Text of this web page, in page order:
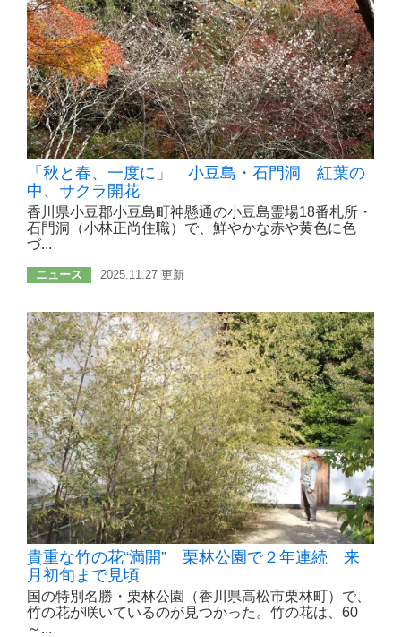
「秋と春、一度に」 小豆島・石門洞 紅葉の
中、サクラ開花
香川県小豆郡小豆島町神懸通の小豆島霊場18番札所・
石門洞（小林正尚住職）で、鮮やかな赤や黄色に色
づ...
ニュース 2025.11.27 更新
貴重な竹の花“満開” 栗林公園で２年連続 来
月初旬まで見頃
国の特別名勝・栗林公園（香川県高松市栗林町）で、
竹の花が咲いているのが見つかった。竹の花は、60
～...